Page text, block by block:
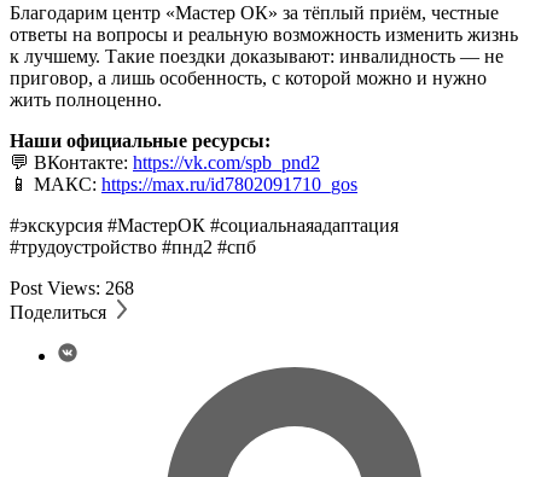
Благодарим центр «Мастер ОК» за тёплый приём, честные
ответы на вопросы и реальную возможность изменить жизнь
к лучшему. Такие поездки доказывают: инвалидность — не
приговор, а лишь особенность, с которой можно и нужно
жить полноценно.
Наши официальные ресурсы:
💬 ВКонтакте: https://vk.com/spb_pnd2
📱 МАКС: https://max.ru/id7802091710_gos
#экскурсия #МастерОК #социальнаяадаптация
#трудоустройство #пнд2 #спб
Post Views: 268
Поделиться